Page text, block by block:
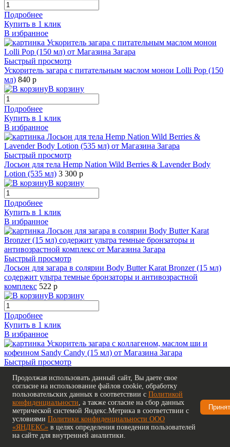
Продолжая использовать данный сайт, Вы даете свое
согласие на использование файлов cookie, обработку
пользовательских данных в соответствии с Политикой
конфиденциальности, а также согласие на сбор данных
метрической системой Яндекс.Метрика в соответствии с
условиями Политики конфиденциальности ООО
«ЯНДЕКС» в целях определения поведения пользователей
на сайте для внутренней аналитики.
Подробнее
Купить в 1 клик
В избранное
Быстрый просмотр
Ускоритель загара с питательным маслом монои Lolli Pop (150
мл) 840 р
В корзину
Подробнее
Купить в 1 клик
В избранное
Быстрый просмотр
Лосьон для тела Hemp Nation Wild Berries & Lavender Body
Lotion (535 мл) 3 300 р
В корзину
Подробнее
Купить в 1 клик
В избранное
Быстрый просмотр
Лосьон для загара в солярии Body Butter Karat Bronzer (15 мл)
содержит ультра темные бронзаторы и антивозрастной
комплекс 522 р
В корзину
Подробнее
Купить в 1 клик
В избранное
Быстрый просмотр
Candy (15 мл) 104 р
В корзину
Подробнее
Купить в 1 клик
В избранное